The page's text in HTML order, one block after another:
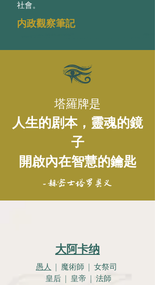
社會。
内政觀察筆記
塔羅牌是
人生的剧本，靈魂的鏡
子
開啟內在智慧的鑰匙
- 赫密士塔罗奥义
大阿卡纳
愚人 | 魔術師 | 女祭司
皇后 | 皇帝 | 法師